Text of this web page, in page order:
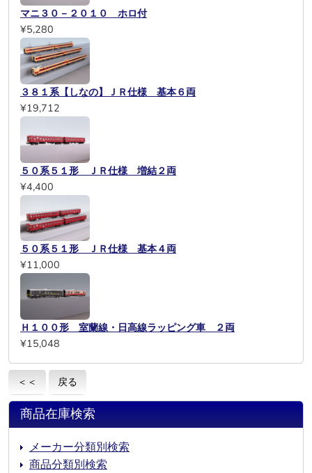
マニ３０－２０１０ ホロ付
¥5,280
３８１系【しなの】ＪＲ仕様 基本６両
¥19,712
５０系５１形 ＪＲ仕様 増結２両
¥4,400
５０系５１形 ＪＲ仕様 基本４両
¥11,000
Ｈ１００形 室蘭線・日高線ラッピング車 ２両
¥15,048
＜＜ 戻る
商品在庫検索
メーカー分類別検索
商品分類別検索